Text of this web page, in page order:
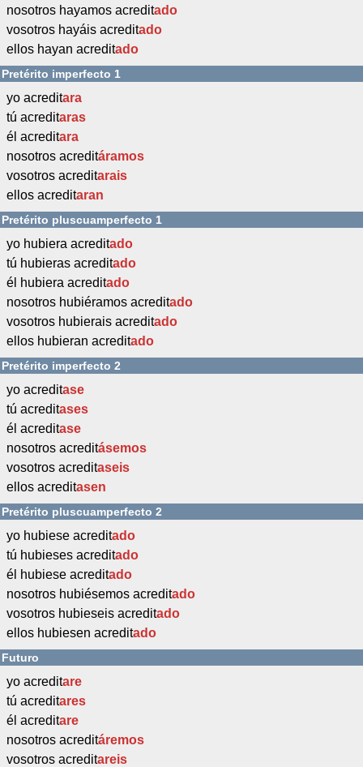
nosotros hayamos acreditado
vosotros hayáis acreditado
ellos hayan acreditado
Pretérito imperfecto 1
yo acreditara
tú acreditaras
él acreditara
nosotros acreditáramos
vosotros acreditarais
ellos acreditaran
Pretérito pluscuamperfecto 1
yo hubiera acreditado
tú hubieras acreditado
él hubiera acreditado
nosotros hubiéramos acreditado
vosotros hubierais acreditado
ellos hubieran acreditado
Pretérito imperfecto 2
yo acreditase
tú acreditases
él acreditase
nosotros acreditásemos
vosotros acreditaseis
ellos acreditasen
Pretérito pluscuamperfecto 2
yo hubiese acreditado
tú hubieses acreditado
él hubiese acreditado
nosotros hubiésemos acreditado
vosotros hubieseis acreditado
ellos hubiesen acreditado
Futuro
yo acreditare
tú acreditares
él acreditare
nosotros acreditáremos
vosotros acreditareis